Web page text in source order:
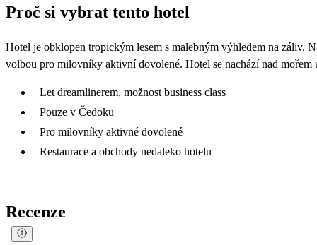
Proč si vybrat tento hotel
Hotel je obklopen tropickým lesem s malebným výhledem na záliv.
volbou pro milovníky aktivní dovolené. Hotel se nachází nad mořem
Let dreamlinerem, možnost business class
Pouze v Čedoku
Pro milovníky aktivné dovolené
Restaurace a obchody nedaleko hotelu
Recenze